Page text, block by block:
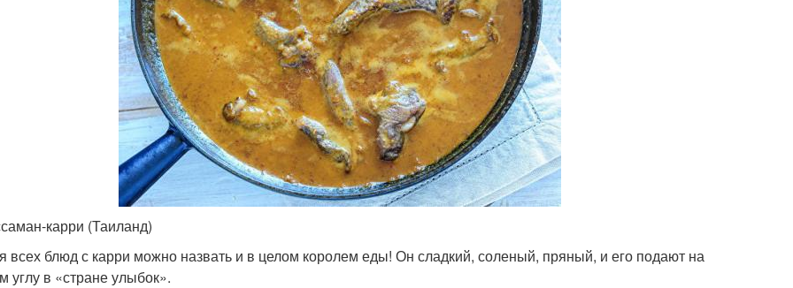
карри (Таиланд)
всех блюд с карри можно назвать и в целом королем еды! Он сладкий, соленый, пряный, и его подают на
углу в «стране улыбок».